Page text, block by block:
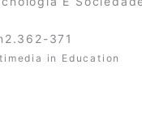
371
in Education